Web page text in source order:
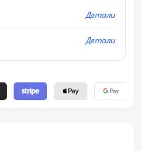
Детали
Детали